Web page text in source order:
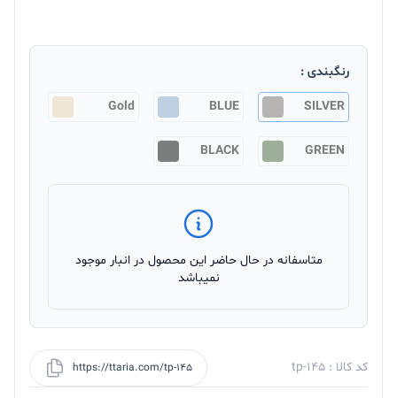
رنگبندی :
SILVER
BLUE
Gold
GREEN
BLACK
متاسفانه در حال حاضر این محصول در انبار موجود
نمیباشد
کد کالا : tp-145 https://ttaria.com/tp-145